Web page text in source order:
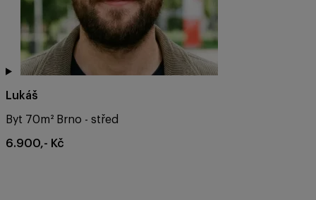
Lukáš
Byt 70m² Brno - střed
6.900,- Kč